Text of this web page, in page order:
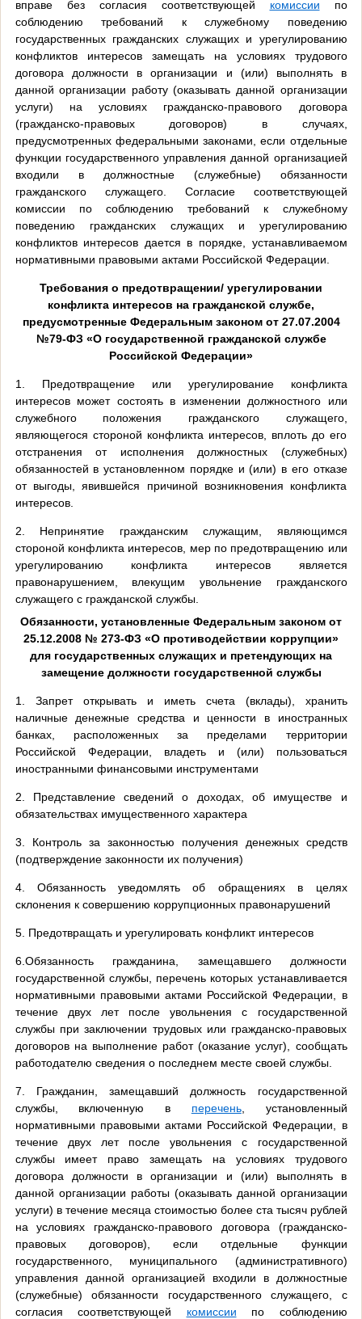
вправе без согласия соответствующей комиссии по
соблюдению требований к служебному поведению
государственных гражданских служащих и урегулированию
конфликтов интересов замещать на условиях трудового
договора должности в организации и (или) выполнять в
данной организации работу (оказывать данной организации
услуги) на условиях гражданско-правового договора
(гражданско-правовых договоров) в случаях,
предусмотренных федеральными законами, если отдельные
функции государственного управления данной организацией
входили в должностные (служебные) обязанности
гражданского служащего. Согласие соответствующей
комиссии по соблюдению требований к служебному
поведению гражданских служащих и урегулированию
конфликтов интересов дается в порядке, устанавливаемом
нормативными правовыми актами Российской Федерации.
Требования о предотвращении/ урегулировании
конфликта интересов на гражданской службе,
предусмотренные Федеральным законом от 27.07.2004
№79-ФЗ «О государственной гражданской службе
Российской Федерации»
1. Предотвращение или урегулирование конфликта
интересов может состоять в изменении должностного или
служебного положения гражданского служащего,
являющегося стороной конфликта интересов, вплоть до его
отстранения от исполнения должностных (служебных)
обязанностей в установленном порядке и (или) в его отказе
от выгоды, явившейся причиной возникновения конфликта
интересов.
2. Непринятие гражданским служащим, являющимся
стороной конфликта интересов, мер по предотвращению или
урегулированию конфликта интересов является
правонарушением, влекущим увольнение гражданского
служащего с гражданской службы.
Обязанности, установленные Федеральным законом от
25.12.2008 № 273-ФЗ «О противодействии коррупции»
для государственных служащих и претендующих на
замещение должности государственной службы
1. Запрет открывать и иметь счета (вклады), хранить
наличные денежные средства и ценности в иностранных
банках, расположенных за пределами территории
Российской Федерации, владеть и (или) пользоваться
иностранными финансовыми инструментами
2. Представление сведений о доходах, об имуществе и
обязательствах имущественного характера
3. Контроль за законностью получения денежных средств
(подтверждение законности их получения)
4. Обязанность уведомлять об обращениях в целях
склонения к совершению коррупционных правонарушений
5. Предотвращать и урегулировать конфликт интересов
6.Обязанность гражданина, замещавшего должности
государственной службы, перечень которых устанавливается
нормативными правовыми актами Российской Федерации, в
течение двух лет после увольнения с государственной
службы при заключении трудовых или гражданско-правовых
договоров на выполнение работ (оказание услуг), сообщать
работодателю сведения о последнем месте своей службы.
7. Гражданин, замещавший должность государственной
службы, включенную в перечень, установленный
нормативными правовыми актами Российской Федерации, в
течение двух лет после увольнения с государственной
службы имеет право замещать на условиях трудового
договора должности в организации и (или) выполнять в
данной организации работы (оказывать данной организации
услуги) в течение месяца стоимостью более ста тысяч рублей
на условиях гражданско-правового договора (гражданско-
правовых договоров), если отдельные функции
государственного, муниципального (административного)
управления данной организацией входили в должностные
(служебные) обязанности государственного служащего, с
согласия соответствующей комиссии по соблюдению